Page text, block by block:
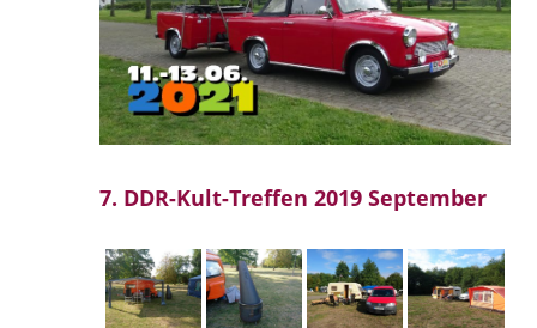
7. DDR-Kult-Treffen 2019 September